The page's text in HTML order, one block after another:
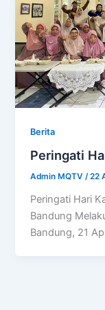
Berita
Peringati
Admin MQTV/22
Peringati Hari
Bandung
Bandung, 21